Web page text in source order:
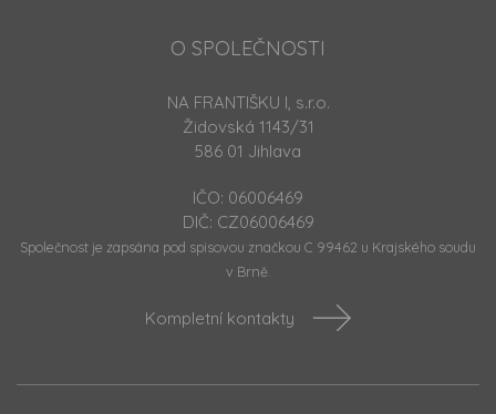
O SPOLEČNOSTI
NA FRANTIŠKU I, s.r.o.
Židovská 1143/31
586 01 Jihlava
IČO: 06006469
DIČ: CZ06006469
Společnost je zapsána pod spisovou značkou C 99462 u Krajského soudu
v Brně.
Kompletní kontakty